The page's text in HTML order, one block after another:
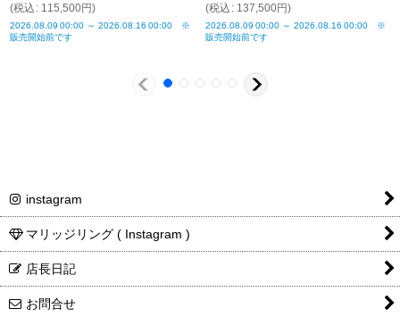
(税込 : 115,500円)
2026.08.09 00:00 ～ 2026.08.16 00:00 ※
販売開始前です
(税込 : 137,500円)
2026.08.09 00:00 ～ 2026.08.16 00:00 ※
販売開始前です
instagram
マリッジリング ( Instagram )
店長日記
お問合せ